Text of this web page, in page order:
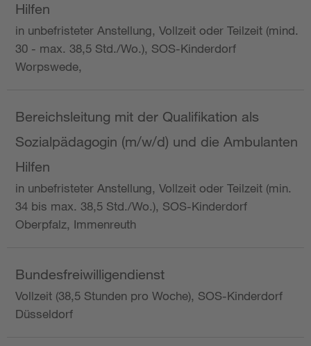
Hilfen
in unbefristeter Anstellung, Vollzeit oder Teilzeit (mind.
30 - max. 38,5 Std./Wo.), SOS-Kinderdorf
Worpswede,
Bereichsleitung mit der Qualifikation als
Sozialpädagogin (m/w/d) und die Ambulanten
Hilfen
in unbefristeter Anstellung, Vollzeit oder Teilzeit (min.
34 bis max. 38,5 Std./Wo.), SOS-Kinderdorf
Oberpfalz, Immenreuth
Bundesfreiwilligendienst
Vollzeit (38,5 Stunden pro Woche), SOS-Kinderdorf
Düsseldorf